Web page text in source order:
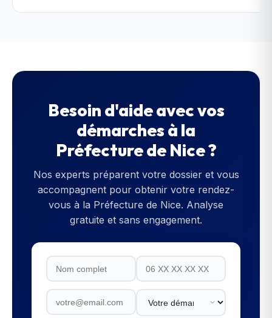
Besoin d'aide avec vos
démarches à la
Préfecture de Nice?
Nos experts préparent votre dossier et vous
accompagnent pour obtenir votre rendez-
vous à la Préfecture de Nice. Analyse
gratuite et sans engagement.